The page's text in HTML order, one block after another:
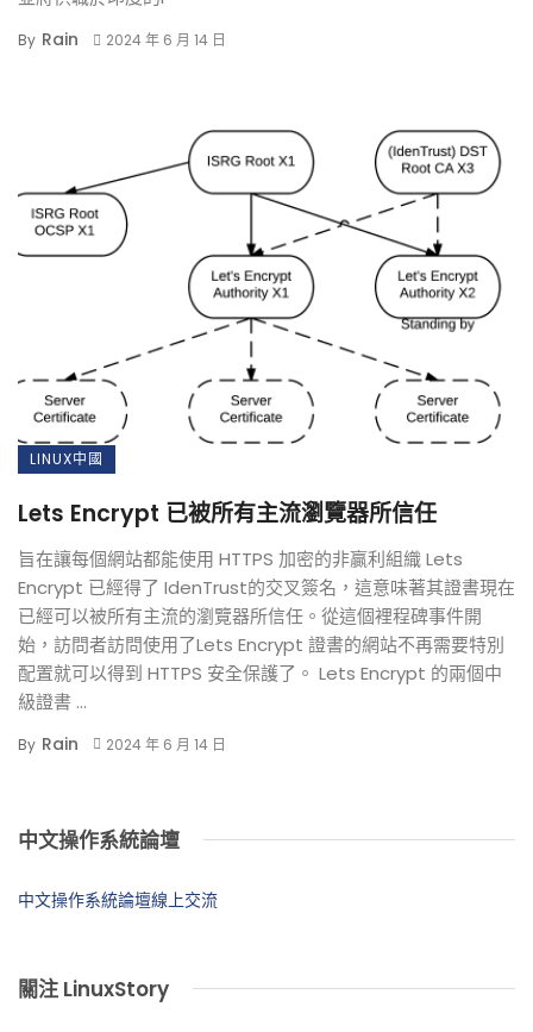
By Rain 2024 年 6 月 14 日
LINUX中國
Lets Encrypt 已被所有主流瀏覽器所信任
旨在讓每個網站都能使用 HTTPS 加密的非贏利組織 Lets
Encrypt 已經得了 IdenTrust的交叉簽名，這意味著其證書現在
已經可以被所有主流的瀏覽器所信任。從這個裡程碑事件開
始，訪問者訪問使用了Lets Encrypt 證書的網站不再需要特別
配置就可以得到 HTTPS 安全保護了。 Lets Encrypt 的兩個中
級證書 ...
By Rain 2024 年 6 月 14 日
中文操作系統論壇
中文操作系統論壇線上交流
關注 LinuxStory